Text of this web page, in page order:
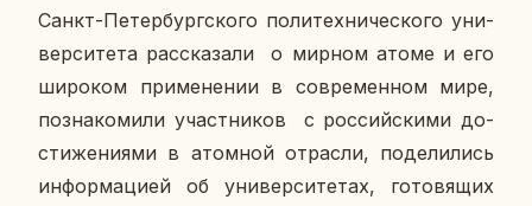
Санкт-Пе­тер­бург­ско­го по­ли­тех­ни­че­ско­го уни­
вер­си­те­та рас­ска­за­ли о мирном атоме и его
ши­ро­ком при­ме­не­нии в со­вре­мен­ном мире,
по­зна­ко­ми­ли участ­ни­ков с рос­сий­ски­ми до­
сти­же­ни­я­ми в атом­ной от­рас­ли, по­де­ли­лись
ин­фор­ма­ци­ей об уни­вер­си­те­тах, го­то­вя­щих